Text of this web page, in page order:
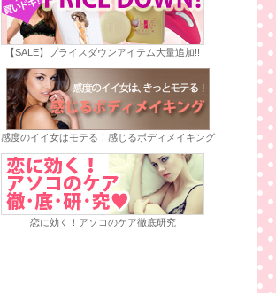
【SALE】プライスダウンアイテム大量追加!!
感度のイイ女はモテる！感じるボディメイキング
恋に効く！アソコのケア徹底研究